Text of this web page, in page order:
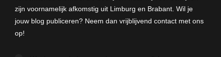
zijn voornamelijk afkomstig uit Limburg en Brabant. Wil je
jouw blog publiceren? Neem dan vrijblijvend contact met ons
op!